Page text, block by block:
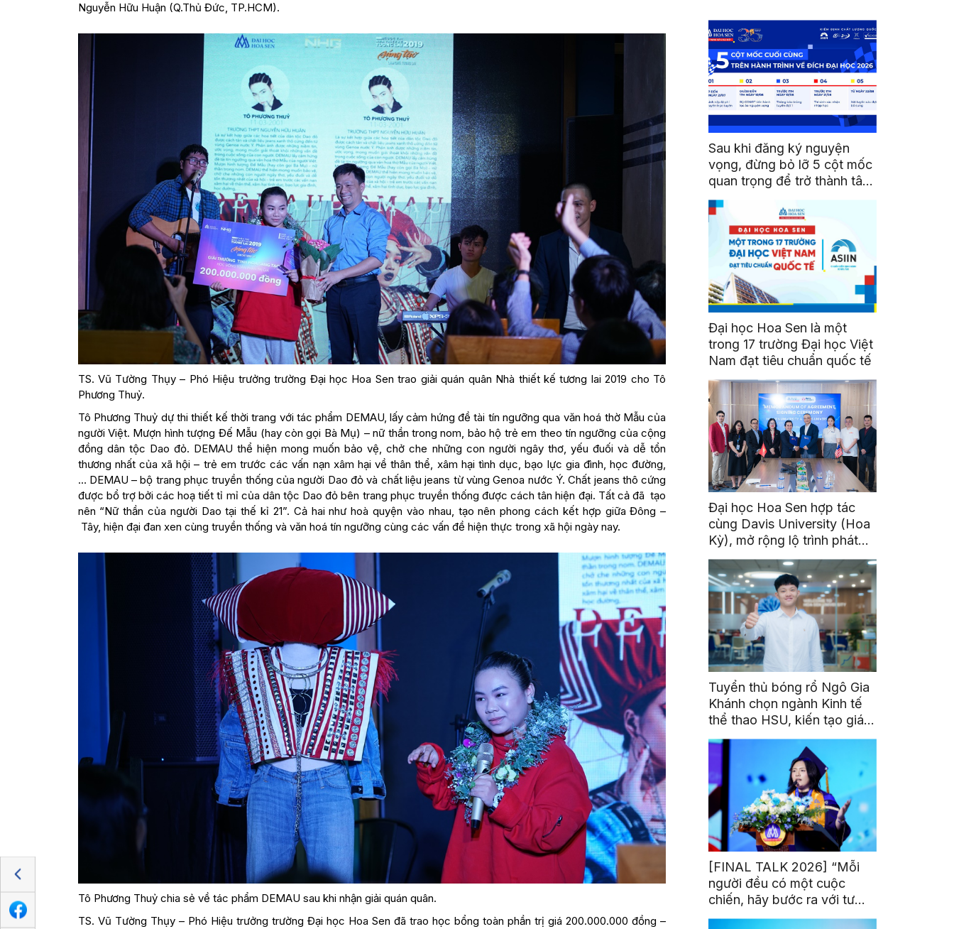
Nguyễn Hữu Huận (Q.Thủ Đức, TP.HCM).
TS. Vũ Tường Thụy – Phó Hiệu trưởng trường Đại học Hoa Sen trao giải quán quân Nhà thiết kế tương lai 2019 cho Tô
Phương Thuỷ.
Tô Phương Thuỷ dự thi thiết kế thời trang với tác phẩm DEMAU, lấy cảm hứng đề tài tín ngưỡng qua văn hoá thờ Mẫu của
người Việt. Mượn hình tượng Đế Mẫu (hay còn gọi Bà Mụ) – nữ thần trong nom, bảo hộ trẻ em theo tín ngưỡng của cộng
đồng dân tộc Dao đỏ. DEMAU thể hiện mong muốn bảo vệ, chở che những con người ngây thơ, yếu đuối và dễ tổn
thương nhất của xã hội – trẻ em trước các vấn nạn xâm hại về thân thể, xâm hại tình dục, bạo lực gia đình, học đường,
… DEMAU – bộ trang phục truyền thống của người Dao đỏ và chất liệu jeans từ vùng Genoa nước Ý. Chất jeans thô cứng
được bổ trợ bởi các hoạ tiết tỉ mỉ của dân tộc Dao đỏ bên trang phục truyền thống được cách tân hiện đại. Tất cả đã tạo
nên “Nữ thần của người Dao tại thế kỉ 21”. Cả hai như hoà quyện vào nhau, tạo nên phong cách kết hợp giữa Đông –
Tây, hiện đại đan xen cùng truyền thống và văn hoá tín ngưỡng cùng các vấn đề hiện thực trong xã hội ngày nay.
Tô Phương Thuỷ chia sẻ về tác phẩm DEMAU sau khi nhận giải quán quân.
TS. Vũ Tường Thụy – Phó Hiệu trưởng trường Đại học Hoa Sen đã trao học bổng toàn phần trị giá 200.000.000 đồng –
Sau khi đăng ký nguyện
vọng, đừng bỏ lỡ 5 cột mốc
quan trọng để trở thành tân
sinh viên HSU
Đại học Hoa Sen là một
trong 17 trường Đại học Việt
Nam đạt tiêu chuẩn quốc tế
Đại học Hoa Sen hợp tác
cùng Davis University (Hoa
Kỳ), mở rộng lộ trình phát
triển toàn cầu cho sinh viên
Tuyển thủ bóng rổ Ngô Gia
Khánh chọn ngành Kinh tế
thể thao HSU, kiến tạo giá
trị từ đam mê thể thao
[FINAL TALK 2026] “Mỗi
người đều có một cuộc
chiến, hãy bước ra với tư
thế của người chiến thắng”